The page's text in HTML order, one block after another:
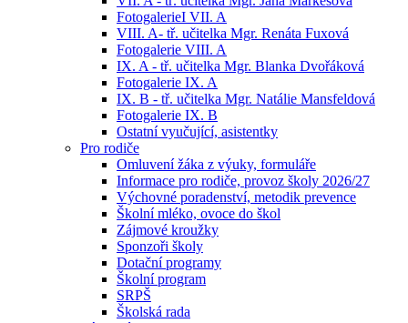
FotogalerieI VII. A
VIII. A- tř. učitelka Mgr. Renáta Fuxová
Fotogalerie VIII. A
IX. A - tř. učitelka Mgr. Blanka Dvořáková
Fotogalerie IX. A
IX. B - tř. učitelka Mgr. Natálie Mansfeldová
Fotogalerie IX. B
Ostatní vyučující, asistentky
Pro rodiče
Omluvení žáka z výuky, formuláře
Informace pro rodiče, provoz školy 2026/27
Výchovné poradenství, metodik prevence
Školní mléko, ovoce do škol
Zájmové kroužky
Sponzoři školy
Dotační programy
Školní program
SRPŠ
Školská rada